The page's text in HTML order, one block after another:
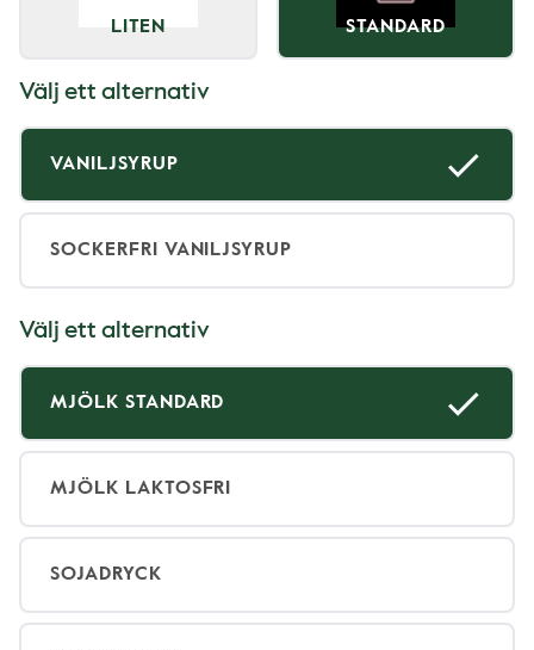
LITEN STANDARD
Välj ett alternativ
VANILJSYRUP
SOCKERFRI VANILJSYRUP
Välj ett alternativ
MJÖLK STANDARD
MJÖLK LAKTOSFRI
SOJADRYCK